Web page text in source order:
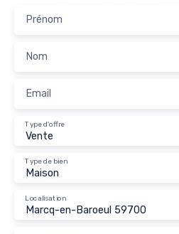
Prénom
Nom
Email
Vente
Type d'offre
Maison
Type de bien
Marcq-en-Baroeul 59700
Localisation